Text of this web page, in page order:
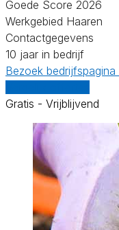
Goede Score 2026
Werkgebied Haaren
Contactgegevens
10 jaar in bedrijf
Bezoek bedrijfspagina
Gratis - Vrijblijvend